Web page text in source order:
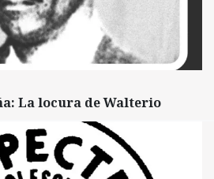
La locura de Walterio